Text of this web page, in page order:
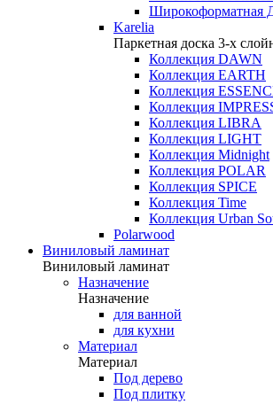
Широкоформатная
Karelia
Паркетная доска 3-х
Коллекция DAWN
Коллекция EARTH
Коллекция
Коллекция
Коллекция LIBRA
Коллекция LIGHT
Коллекция Midnight
Коллекция POLAR
Коллекция SPICE
Коллекция Time
Коллекция Urban
Polarwood
Виниловый ламинат
Виниловый ламинат
Назначение
Назначение
для ванной
для кухни
Материал
Материал
Под дерево
Под плитку